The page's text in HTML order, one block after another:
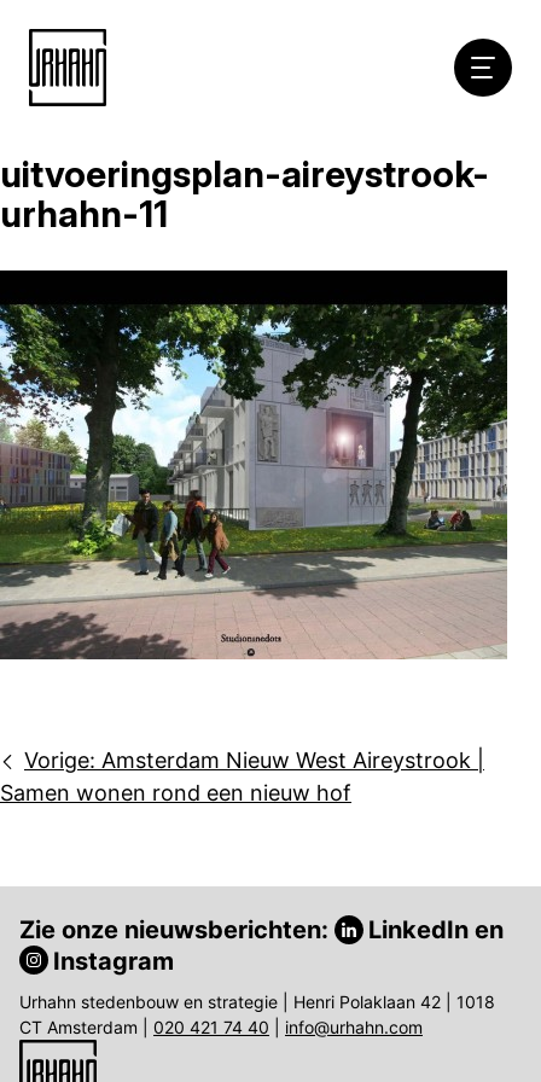
Naar
inhoud
uitvoeringsplan-aireystrook-
urhahn-11
Bericht
navigatie
Vorige: Amsterdam Nieuw West Aireystrook |
Samen wonen rond een nieuw hof
Zie onze nieuwsberichten: LinkedIn en
Instagram
Urhahn stedenbouw en strategie | Henri Polaklaan 42 | 1018
CT Amsterdam | 020 421 74 40 info@urhahn.com